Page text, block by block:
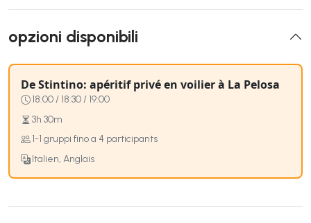
opzioni disponibili
De Stintino: apéritif privé en voilier à La Pelosa
18:00 / 18:30 / 19:00
3h 30m
1-1 gruppi fino a 4 participants
Italien, Anglais